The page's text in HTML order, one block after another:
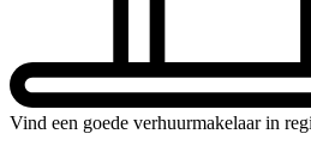
Vind een goede verhuurmakelaar in